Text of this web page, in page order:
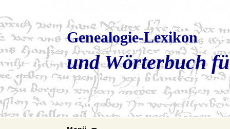
Genealogie-Lexikon
und Wörterbuch